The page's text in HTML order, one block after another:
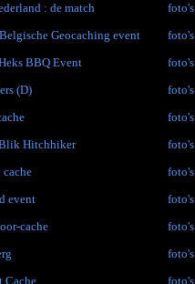
: de match
foto's
Geocaching event
foto's
BBQ Event
foto's
(D)
foto's
foto's
Hitchhiker
foto's
cache
foto's
event
foto's
cache
foto's
foto's
Cache
foto's